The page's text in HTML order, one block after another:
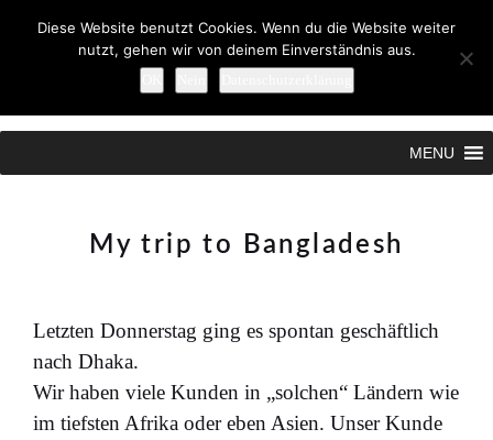
MENU
My trip to Bangladesh
Letzten Donnerstag ging es spontan geschäftlich
nach Dhaka.
Wir haben viele Kunden in „solchen“ Ländern wie
im tiefsten Afrika oder eben Asien. Unser Kunde
Diese Website benutzt Cookies. Wenn du die Website weiter
nutzt, gehen wir von deinem Einverständnis aus.